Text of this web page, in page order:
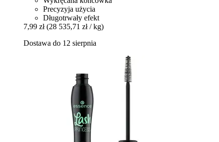
Precyzyja użycia
Długotrwały efekt
7,99 zł (28 535,71 zł / kg)
Dostawa do 12 sierpnia